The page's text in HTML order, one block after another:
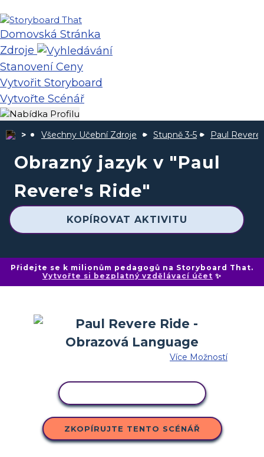
Domovská Stránka
Zdroje
Stanovení Ceny
Vytvořit Storyboard
Vytvořte Scénář
Všechny Učební Zdroje Stupně 3-5 Paul Revere
Obrazný jazyk v "Paul
Revere's Ride"
KOPÍROVAT AKTIVITU
Přidejte se k milionům pedagogů na Storyboard That.
Vytvořte si bezplatný vzdělávací účet ✨
Více Možností
ZKOPÍRUJTE TENTO SCÉNÁŘ